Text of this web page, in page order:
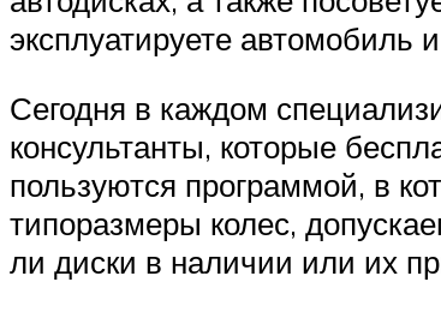
эксплуатируете автомобиль
Сегодня в каждом
консультанты, которые
пользуются программой, в
типоразмеры колес,
ли диски в наличии или их